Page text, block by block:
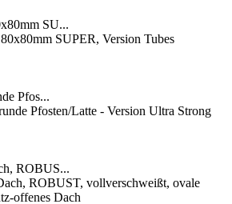
SU...
Pfos...
ROBUS...